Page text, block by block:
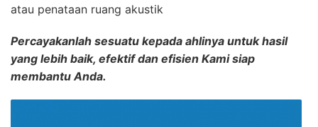
atau penataan ruang akustik
Percayakanlah sesuatu kepada ahlinya untuk hasil
yang lebih baik, efektif dan efisien Kami siap
membantu Anda.